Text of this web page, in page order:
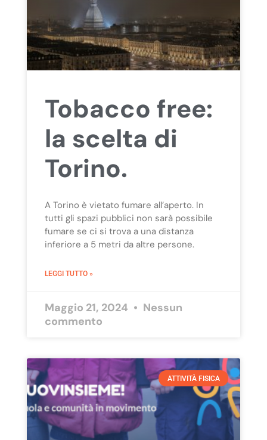
Tobacco free:
la scelta di
Torino.
A Torino è vietato fumare all’aperto. In
tutti gli spazi pubblici non sarà possibile
fumare se ci si trova a una distanza
inferiore a 5 metri da altre persone.
LEGGI TUTTO »
Maggio 21, 2024
Nessun
commento
ATTIVITÀ FISICA